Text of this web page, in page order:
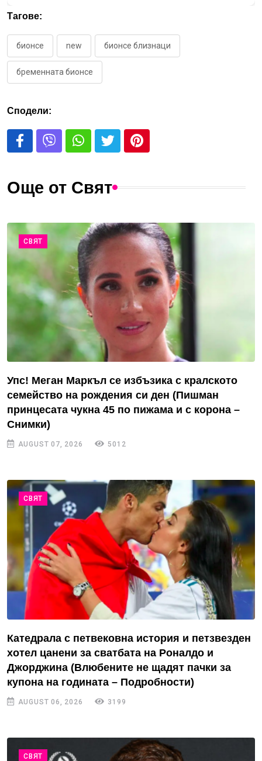
Тагове:
бионсе new бионсе близнаци
бременната бионсе
Сподели:
Още от Свят
СВЯТ
Упс! Меган Маркъл се избъзика с кралското
семейство на рождения си ден (Пишман
принцесата чукна 45 по пижама и с корона –
Снимки)
AUGUST 07, 2026 5012
СВЯТ
Катедрала с петвековна история и петзвезден
хотел цанени за сватбата на Роналдо и
Джорджина (Влюбените не щадят пачки за
купона на годината – Подробности)
AUGUST 06, 2026 3199
СВЯТ